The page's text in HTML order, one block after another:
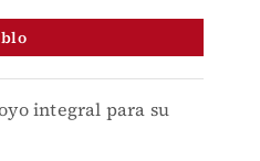
integral para su